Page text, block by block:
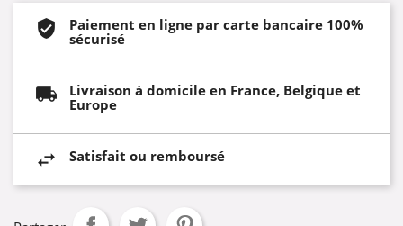
Paiement en ligne par carte bancaire 100%
sécurisé
Livraison à domicile en France, Belgique et
Europe
Satisfait ou remboursé